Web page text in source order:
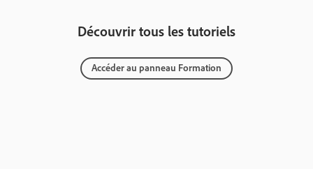
Découvrir tous les tutoriels
Accéder au panneau Formation